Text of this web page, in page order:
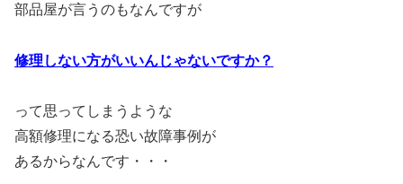
部品屋が言うのもなんですが
修理しない方がいいんじゃないですか？
って思ってしまうような
高額修理になる恐い故障事例が
あるからなんです・・・